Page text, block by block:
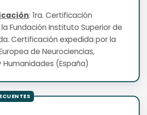
: 1ra. Certificación
Fundación Instituto Superior de
Certificación expedida por la
de Neurociencias,
Humanidades (España)